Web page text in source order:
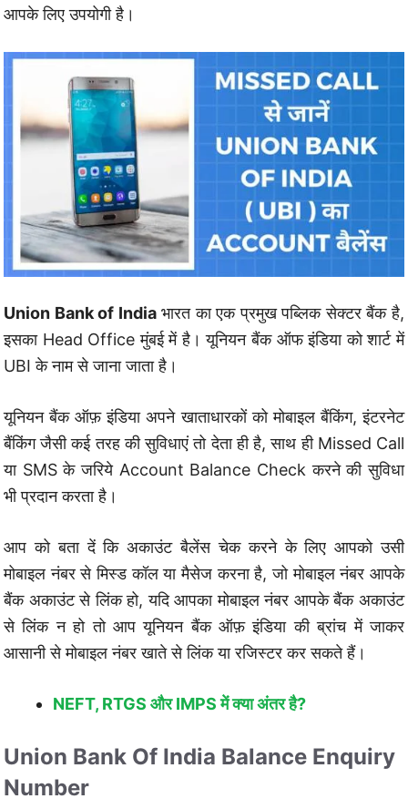
आपके लिए उपयोगी है।
Union Bank of Indiaभारत का एक प्रमुख पब्लिक सेक्टर बैंक है,
इसका Head Office मुंबई में है। यूनियन बैंक ऑफ इंडिया को शार्ट में
UBI के नाम से जाना जाता है।
यूनियन बैंक ऑफ़ इंडिया अपने खाताधारकों को मोबाइल बैंकिंग, इंटरनेट
बैंकिंग जैसी कई तरह की सुविधाएं तो देता ही है, साथ ही Missed Call
या SMS के जरिये Account Balance Check करने की सुविधा
भी प्रदान करता है।
आप को बता दें कि अकाउंट बैलेंस चेक करने के लिए आपको उसी
मोबाइल नंबर से मिस्ड कॉल या मैसेज करना है, जो मोबाइल नंबर आपके
बैंक अकाउंट से लिंक हो, यदि आपका मोबाइल नंबर आपके बैंक अकाउंट
से लिंक न हो तो आप यूनियन बैंक ऑफ़ इंडिया की ब्रांच में जाकर
आसानी से मोबाइल नंबर खाते से लिंक या रजिस्टर कर सकते हैं।
NEFT, RTGS और IMPS में क्या अंतर है?
Union Bank Of India Balance Enquiry
Number